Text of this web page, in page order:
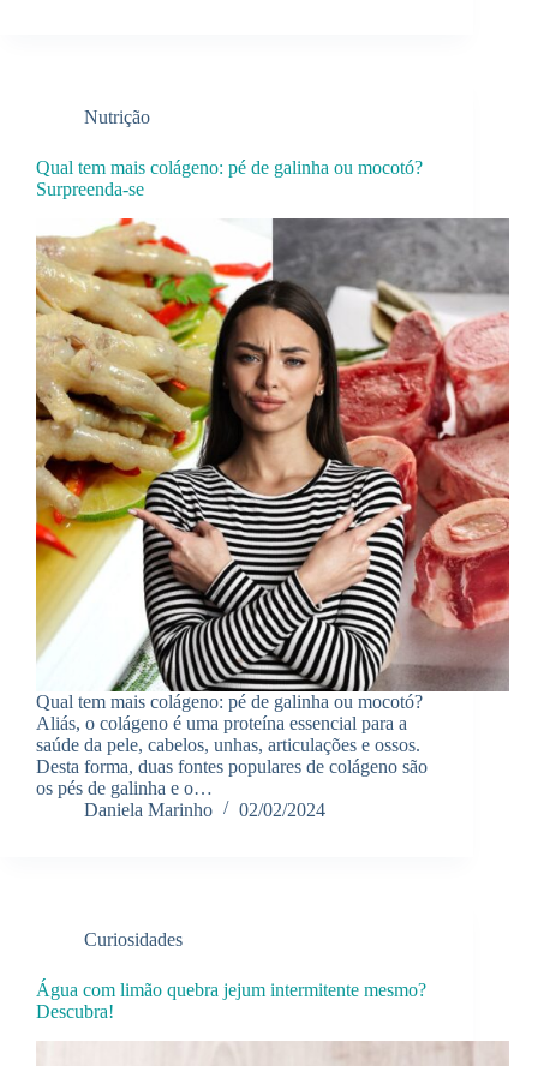
Nutrição
Qual tem mais colágeno: pé de galinha ou mocotó?
Surpreenda-se
Qual tem mais colágeno: pé de galinha ou mocotó?
Aliás, o colágeno é uma proteína essencial para a
saúde da pele, cabelos, unhas, articulações e ossos.
Desta forma, duas fontes populares de colágeno são
os pés de galinha e o…
Daniela Marinho
02/02/2024
Curiosidades
Água com limão quebra jejum intermitente mesmo?
Descubra!